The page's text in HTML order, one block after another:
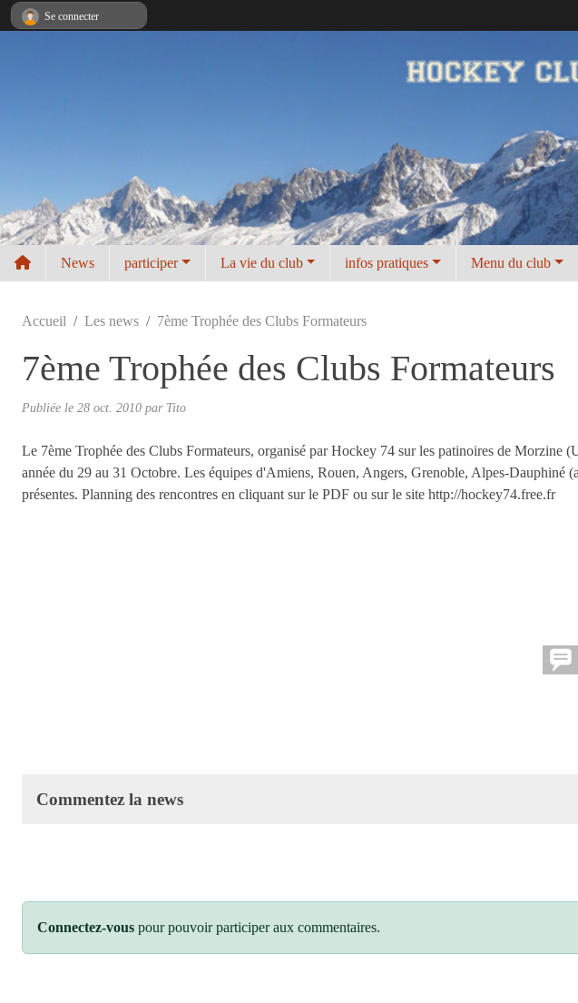
News participer La vie du club infos pratiques Menu du club
Accueil Les news 7ème Trophée des Clubs Formateurs
7ème Trophée des Clubs Formateurs
Publiée le 28 oct. 2010 par Tito
Le 7ème Trophée des Clubs Formateurs, organisé par Hockey 74 sur les patinoires de Morzine
année du 29 au 31 Octobre. Les équipes d'Amiens, Rouen, Angers, Grenoble, Alpes-
présentes. Planning des rencontres en cliquant sur le PDF ou sur le site http://hockey74.free.fr
Commentez la news
Connectez-vous pour pouvoir participer aux commentaires.
Se connecter
Panneau de gestion des cookies